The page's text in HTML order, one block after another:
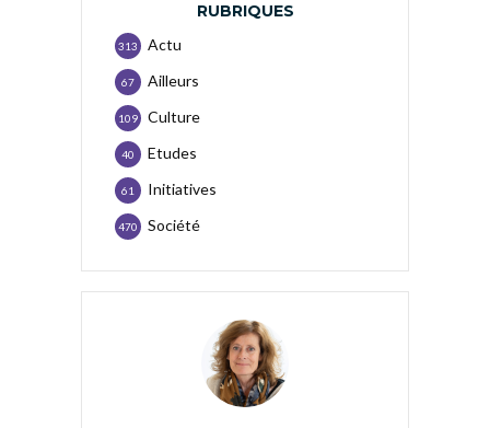
RUBRIQUES
Actu
313
Ailleurs
67
Culture
109
Etudes
40
Initiatives
61
Société
470